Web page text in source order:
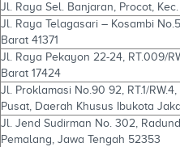
Jl. Raya Sel. Banjaran, Procot,
Jl. Raya Telagasari – Kosambi
Barat 41371
Jl. Raya Pekayon 22-24, RT.009/
Barat 17424
Jl. Proklamasi No.90 92, RT.1/
Pusat, Daerah Khusus Ibukota
Jl. Jend Sudirman No. 302,
Pemalang, Jawa Tengah 52353